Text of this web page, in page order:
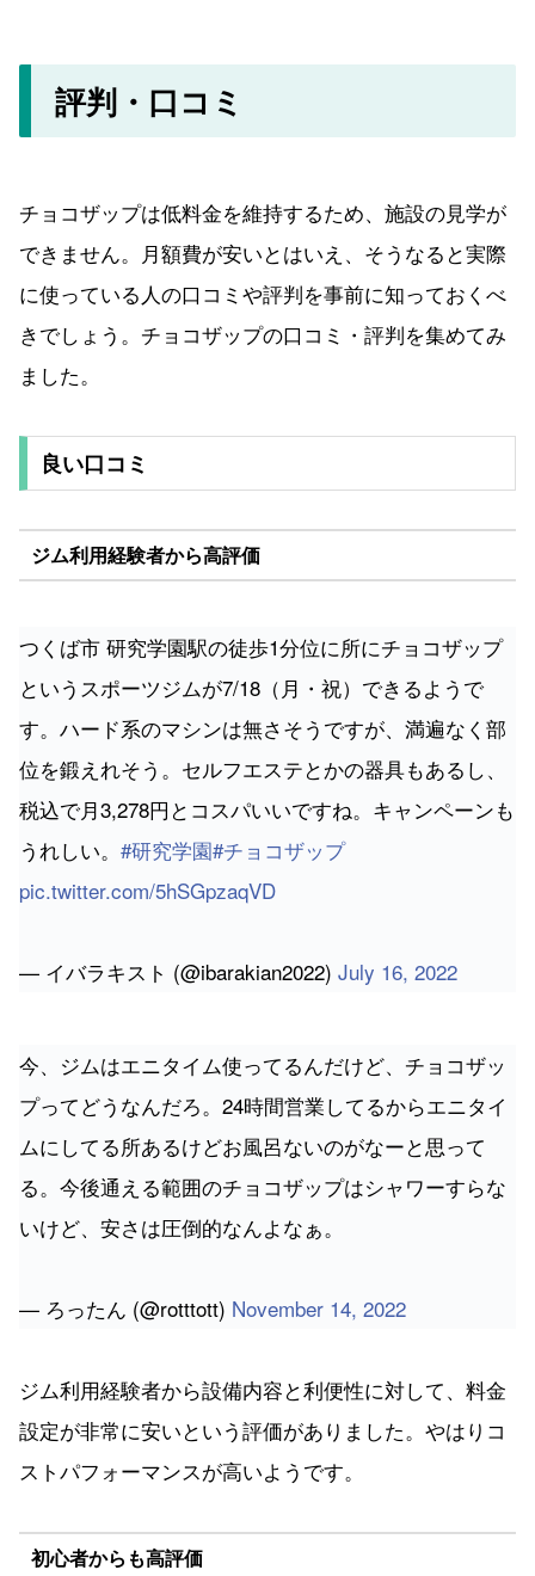
評判・口コミ
チョコザップは低料金を維持するため、施設の見学が
できません。月額費が安いとはいえ、そうなると実際
に使っている人の口コミや評判を事前に知っておくべ
きでしょう。チョコザップの口コミ・評判を集めてみ
ました。
良い口コミ
ジム利用経験者から高評価
つくば市 研究学園駅の徒歩1分位に所にチョコザップ
というスポーツジムが7/18（月・祝）できるようで
す。ハード系のマシンは無さそうですが、満遍なく部
位を鍛えれそう。セルフエステとかの器具もあるし、
税込で月3,278円とコスパいいですね。キャンペーンも
うれしい。
#研究学園#チョコザップ
pic.twitter.com/5hSGpzaqVD
— イバラキスト (@ibarakian2022) July 16, 2022
今、ジムはエニタイム使ってるんだけど、チョコザッ
プってどうなんだろ。24時間営業してるからエニタイ
ムにしてる所あるけどお風呂ないのがなーと思って
る。今後通える範囲のチョコザップはシャワーすらな
いけど、安さは圧倒的なんよなぁ。
— ろったん (@rotttott) November 14, 2022
ジム利用経験者から設備内容と利便性に対して、料金
設定が非常に安いという評価がありました。やはりコ
ストパフォーマンスが高いようです。
初心者からも高評価